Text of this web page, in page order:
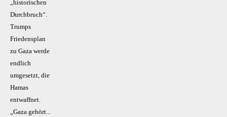
„historischen
Durchbruch“.
Trumps
Friedensplan
zu Gaza werde
endlich
umgesetzt, die
Hamas
entwaffnet.
„Gaza gehört...